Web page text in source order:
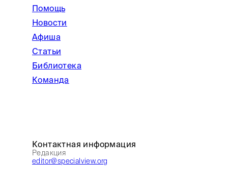
Помощь
Новости
Афиша
Статьи
Библиотека
Команда
Контактная информация
Редакция
editor@specialview.org